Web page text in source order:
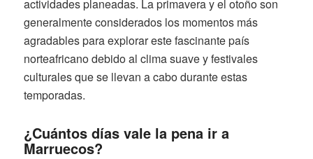
actividades planeadas. La primavera y el otoño son
generalmente considerados los momentos más
agradables para explorar este fascinante país
norteafricano debido al clima suave y festivales
culturales que se llevan a cabo durante estas
temporadas.
¿Cuántos días vale la pena ir a
Marruecos?